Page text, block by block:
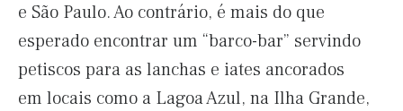
e São Paulo. Ao contrário, é mais do que
esperado encontrar um “barco-bar” servindo
petiscos para as lanchas e iates ancorados
em locais como a Lagoa Azul, na Ilha Grande,